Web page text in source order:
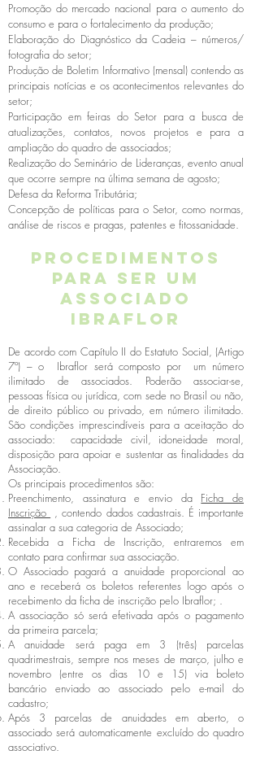
Promoção do mercado nacional para o aumento do
consumo e para o fortalecimento da produção;
Elaboração do Diagnóstico da Cadeia – números/
fotografia do setor;
Produção de Boletim Informativo (mensal) contendo as
principais notícias e os acontecimentos relevantes do
setor;
Participação em feiras do Setor para a busca de
atualizações, contatos, novos projetos e para a
ampliação do quadro de associados;
Realização do Seminário de Lideranças, evento anual
que ocorre sempre na última semana de agosto;
Defesa da Reforma Tributária;
Concepção de políticas para o Setor, como normas,
análise de riscos e pragas, patentes e fitossanidade.
Procedimentos
para ser um
Associado
Ibraflor
De acordo com Capítulo II do Estatuto Social, (Artigo
7º) – o Ibraflor será composto por um número
ilimitado de associados. Poderão associar-se,
pessoas física ou jurídica, com sede no Brasil ou não,
de direito público ou privado, em número ilimitado.
São condições imprescindíveis para a aceitação do
associado: capacidade civil, idoneidade moral,
disposição para apoiar e sustentar as finalidades da
Associação.
Os principais procedimentos são:
Preenchimento, assinatura e envio da Ficha de
Inscrição
, contendo dados cadastrais. É importante
assinalar a sua categoria de Associado;
Recebida a Ficha de Inscrição, entraremos em
contato para confirmar sua associação.
O Associado pagará a anuidade proporcional ao
ano e receberá os boletos referentes logo após o
recebimento da ficha de inscrição pelo Ibraflor; .
A associação só será efetivada após o pagamento
da primeira parcela;
A anuidade será paga em 3 (três) parcelas
quadrimestrais, sempre nos meses de março, julho e
novembro (entre os dias 10 e 15) via boleto
bancário enviado ao associado pelo e-mail do
cadastro;
Após 3 parcelas de anuidades em aberto, o
associado será automaticamente excluído do quadro
associativo.